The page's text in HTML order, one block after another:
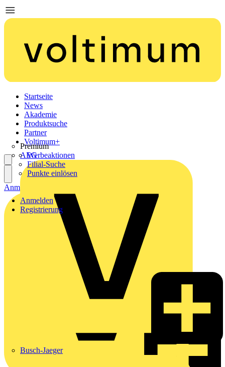
Startseite
News
Akademie
Produktsuche
Partner
Premium
AEG
Busch-Jaeger
Voltimum+
Werbeaktionen
Filial-Suche
Punkte einlösen
Anmelden
Registrierung
Anmelden